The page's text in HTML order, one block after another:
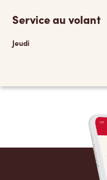
Service au volant
Jeudi